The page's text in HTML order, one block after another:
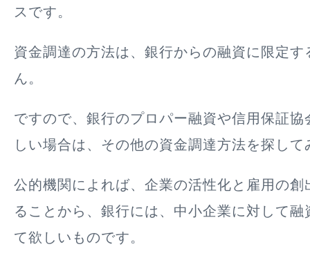
スです。
資金調達の方法は、銀行からの融資に限定す
ん。
ですので、銀行のプロパー融資や信用保証協
しい場合は、その他の資金調達方法を探して
公的機関によれば、企業の活性化と雇用の創
ることから、銀行には、中小企業に対して
て欲しいものです。